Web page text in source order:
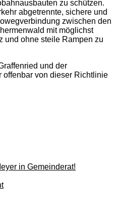
zu schützen.
abgetrennte, sichere und
zwischen den
mit möglichst
und ohne steile Rampen zu
und der
offenbar von dieser Richtlinie
in Gemeinderat!